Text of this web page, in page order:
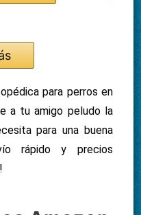
para perros en
a tu amigo peludo la
para una buena
rápido y precios